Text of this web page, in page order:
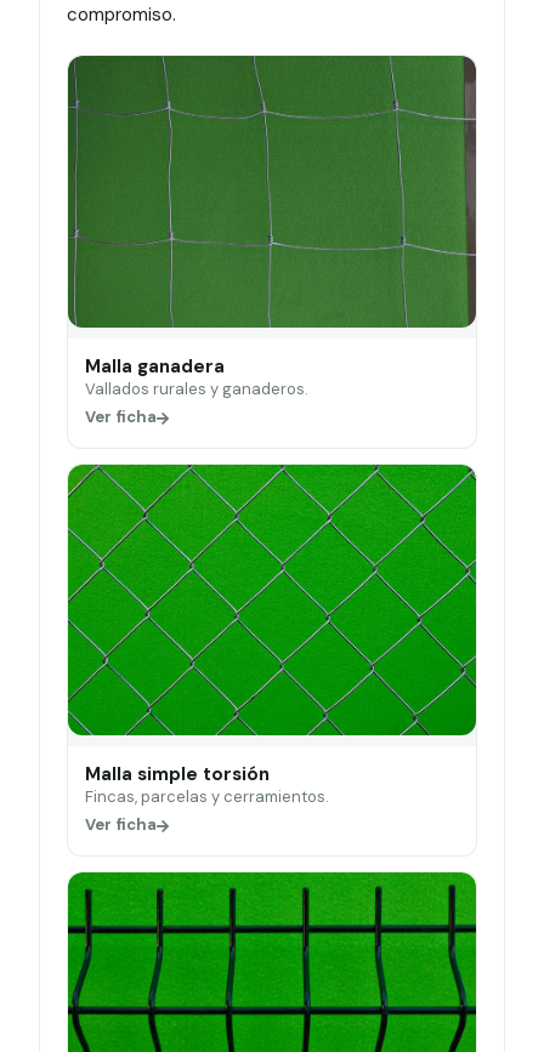
compromiso.
Malla ganadera
Vallados rurales y ganaderos.
Ver ficha
Malla simple torsión
Fincas, parcelas y cerramientos.
Ver ficha